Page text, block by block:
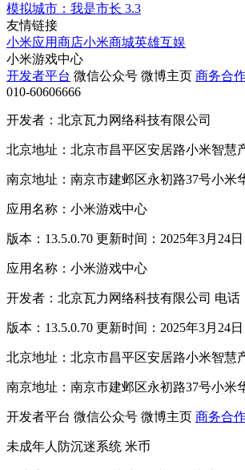
模拟城市：我是市长 3.3
友情链接
小米应用商店小米商城英雄互娱
小米游戏中心
开发者平台 微信公众号 微博主页 商务合
010-60606666
开发者：北京瓦力网络科技有限公司
北京地址：北京市昌平区安居路小米智慧
南京地址：南京市建邺区永初路37号小米
应用名称：小米游戏中心
版本：13.5.0.70 更新时间：2025年3月24日
应用名称：小米游戏中心
开发者：北京瓦力网络科技有限公司 电话
版本：13.5.0.70 更新时间：2025年3月24日
北京地址：北京市昌平区安居路小米智慧
南京地址：南京市建邺区永初路37号小米
开发者平台 微信公众号 微博主页 商务合
未成年人防沉迷系统 米币